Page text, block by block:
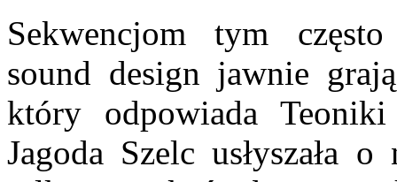
Sekwencjom tym
sound design jawnie
który odpowiada
Jagoda Szelc usłyszała